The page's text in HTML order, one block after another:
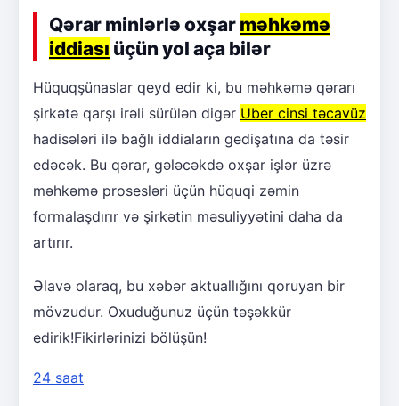
Qərar minlərlə oxşar məhkəmə
iddiası üçün yol aça bilər
Hüquqşünaslar qeyd edir ki, bu məhkəmə qərarı
şirkətə qarşı irəli sürülən digər Uber cinsi təcavüz
hadisələri ilə bağlı iddiaların gedişatına da təsir
edəcək. Bu qərar, gələcəkdə oxşar işlər üzrə
məhkəmə prosesləri üçün hüquqi zəmin
formalaşdırır və şirkətin məsuliyyətini daha da
artırır.
Əlavə olaraq, bu xəbər aktuallığını qoruyan bir
mövzudur. Oxuduğunuz üçün təşəkkür
edirik!Fikirlərinizi bölüşün!
24 saat